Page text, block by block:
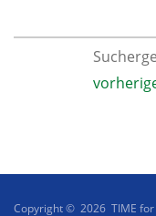
Copyright © 2026 TIME for